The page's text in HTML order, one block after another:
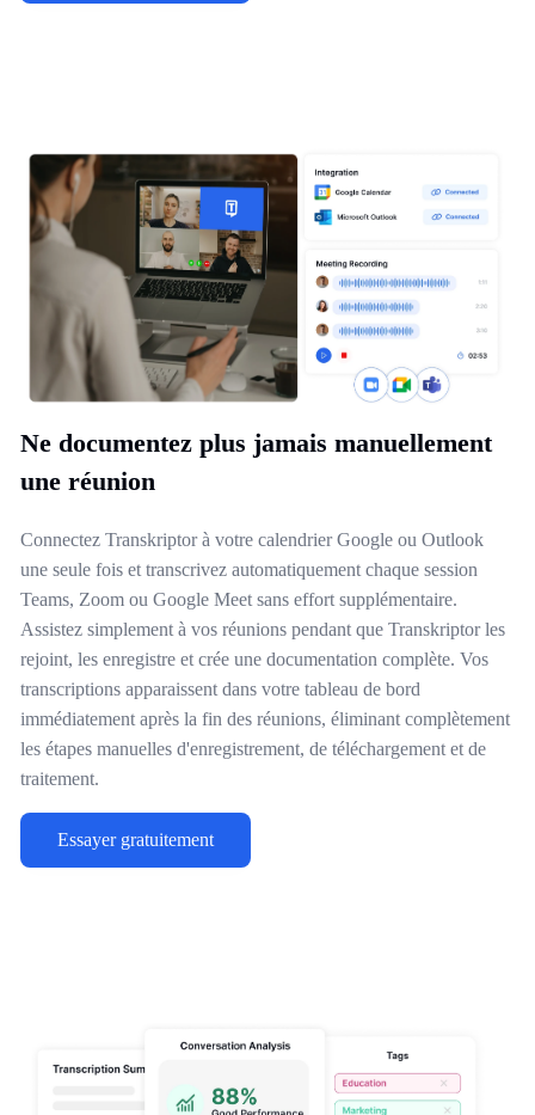
Ne documentez plus jamais manuellement
une réunion
Connectez Transkriptor à votre calendrier Google ou Outlook
une seule fois et transcrivez automatiquement chaque session
Teams, Zoom ou Google Meet sans effort supplémentaire.
Assistez simplement à vos réunions pendant que Transkriptor les
rejoint, les enregistre et crée une documentation complète. Vos
transcriptions apparaissent dans votre tableau de bord
immédiatement après la fin des réunions, éliminant complètement
les étapes manuelles d'enregistrement, de téléchargement et de
traitement.
Essayer gratuitement